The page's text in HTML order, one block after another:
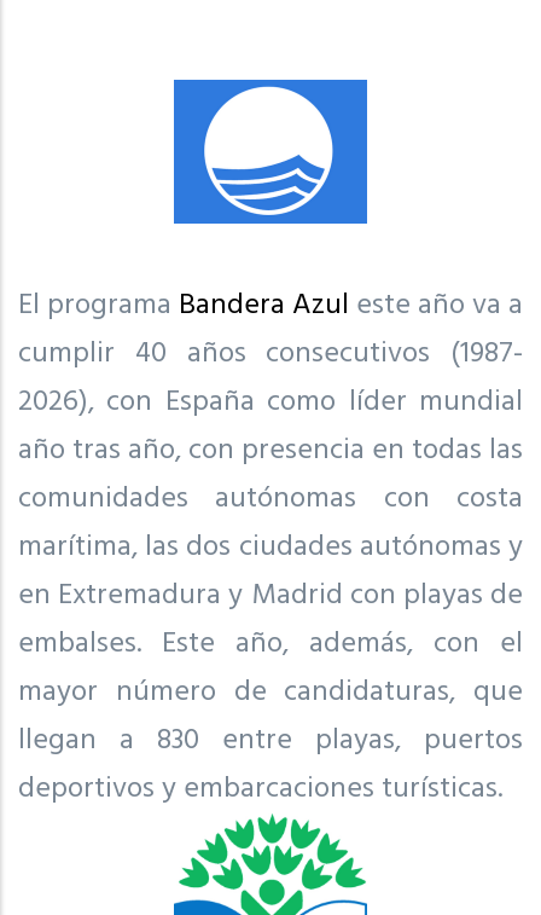
El programa Bandera Azul este año va a
cumplir 40 años consecutivos (1987-
2026), con España como líder mundial
año tras año, con presencia en todas las
comunidades autónomas con costa
marítima, las dos ciudades autónomas y
en Extremadura y Madrid con playas de
embalses. Este año, además, con el
mayor número de candidaturas, que
llegan a 830 entre playas, puertos
deportivos y embarcaciones turísticas.